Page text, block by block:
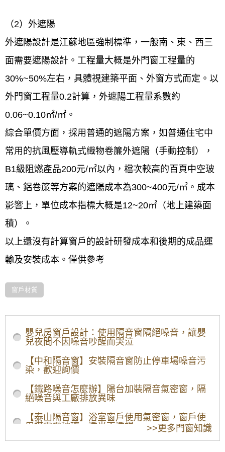
（2）外遮陽
外遮陽設計是江蘇地區強制標準，一般南、東、西三
面需要遮陽設計。工程量大概是外門窗工程量的
30%~50%左右，具體視建築平面、外窗方式而定。以
外門窗工程量0.2計算，外遮陽工程量系數約
0.06~0.10㎡/㎡。
綜合單價方面，採用普通的遮陽方案，如普通住宅中
常用的抗風壓導軌式織物卷簾外遮陽（手動控制），
B1級阻燃產品200元/㎡以內，檔次較高的百頁中空玻
璃、鋁卷簾等方案的遮陽成本為300~400元/㎡。成本
影響上，單位成本指標大概是12~20㎡（地上建築面
積）。
以上還沒有計算窗戶的設計研發成本和後期的成品運
輸及安裝成本。僅供參考
/news/rnz8b2o
窗戶材質
嬰兒房窗戶設計：使用隔音窗隔絕噪音，讓嬰
兒夜間不因噪音吵醒而哭泣
【中和隔音窗】安裝隔音窗防止停車場噪音污
染，歡迎詢價
【鐵路噪音怎麼辦】陽台加裝隔音氣密窗，隔
絕噪音與工廠排放異味
【泰山隔音窗】浴室窗戶使用氣密窗，窗戶使
用搭雲霞玻璃，透光不透視
>>更多門窗知識